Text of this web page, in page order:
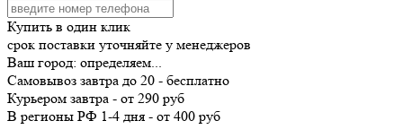
Купить в один клик
срок поставки уточняйте у менеджеров
Ваш город: определяем...
Самовывоз завтра до 20 - бесплатно
Курьером завтра - от 290 руб
В регионы РФ 1-4 дня - от 400 руб